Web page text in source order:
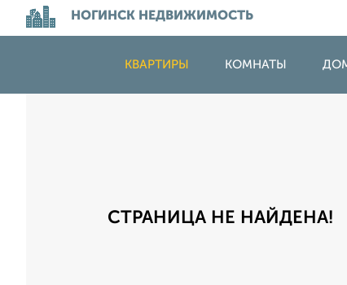
НОГИНСК НЕДВИЖИМОСТЬ
КВАРТИРЫ КОМНАТЫ
СТРАНИЦА НЕ НАЙДЕНА!